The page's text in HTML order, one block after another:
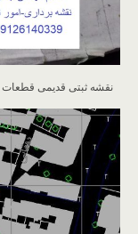
نقشه ثبتی قدیمی قطعات